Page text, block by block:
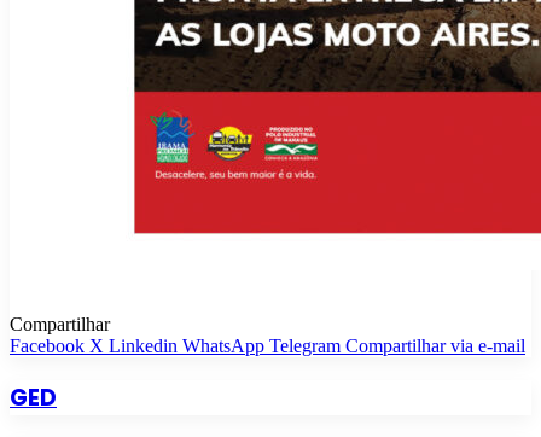
Compartilhar
Facebook X Linkedin WhatsApp Telegram Compartilhar via e-mail
GED